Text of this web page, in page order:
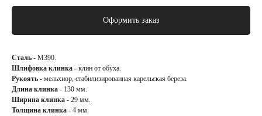
Оформить заказ
Сталь - M390.
Шлифовка клинка - клин от обуха.
Рукоять - мельхиор, стабилизированная карельская береза.
Длина клинка - 130 мм.
Ширина клинка - 29 мм.
Толщина клинка - 4 мм.